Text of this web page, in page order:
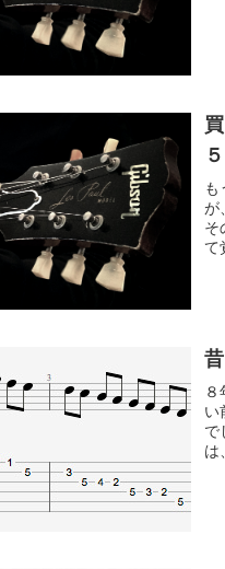
５
も
が
そ
て
い
で
は